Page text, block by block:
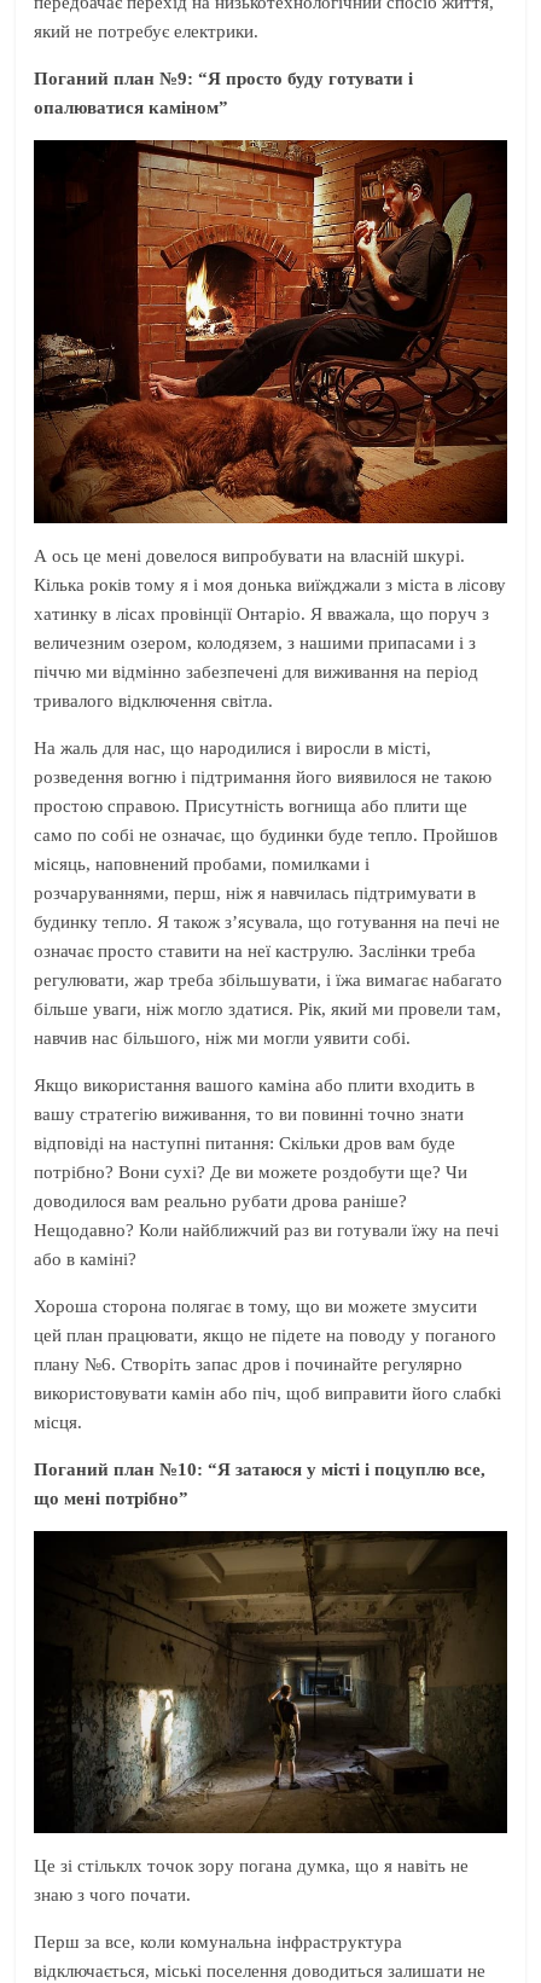
який не потребує електрики.
Поганий план №9: “Я просто буду готувати і
опалюватися каміном”
А ось це мені довелося випробувати на власній шкурі.
Кілька років тому я і моя донька виїжджали з міста в лісову
хатинку в лісах провінції Онтаріо. Я вважала, що поруч з
величезним озером, колодязем, з нашими припасами і з
піччю ми відмінно забезпечені для виживання на період
тривалого відключення світла.
На жаль для нас, що народилися і виросли в місті,
розведення вогню і підтримання його виявилося не такою
простою справою. Присутність вогнища або плити ще
само по собі не означає, що будинки буде тепло. Пройшов
місяць, наповнений пробами, помилками і
розчаруваннями, перш, ніж я навчилась підтримувати в
будинку тепло. Я також з’ясувала, що готування на печі не
означає просто ставити на неї каструлю. Заслінки треба
регулювати, жар треба збільшувати, і їжа вимагає набагато
більше уваги, ніж могло здатися. Рік, який ми провели там,
навчив нас більшого, ніж ми могли уявити собі.
Якщо використання вашого каміна або плити входить в
вашу стратегію виживання, то ви повинні точно знати
відповіді на наступні питання: Скільки дров вам буде
потрібно? Вони сухі? Де ви можете роздобути ще? Чи
доводилося вам реально рубати дрова раніше?
Нещодавно? Коли найближчий раз ви готували їжу на печі
або в каміні?
Хороша сторона полягає в тому, що ви можете змусити
цей план працювати, якщо не підете на поводу у поганого
плану №6. Створіть запас дров і починайте регулярно
використовувати камін або піч, щоб виправити його слабкі
місця.
Поганий план №10: “Я затаюся у місті і поцуплю все,
що мені потрібно”
Це зі стільклх точок зору погана думка, що я навіть не
знаю з чого почати.
Перш за все, коли комунальна інфраструктура
відключається, міські поселення доводиться залишати не